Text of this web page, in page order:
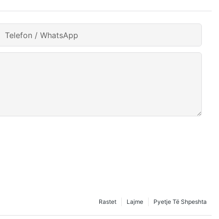
Telefon / WhatsApp
Pyetje Të Shpeshta
Lajme
Rastet